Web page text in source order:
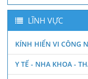
LĨNH VỰC
KÍNH HIỂN VI CÔNG
Y TẾ - NHA KHOA -